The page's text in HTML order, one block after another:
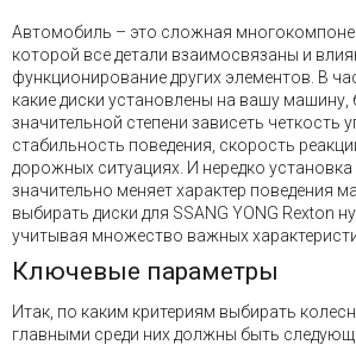
Автомобиль – это сложная
которой все детали взаимосвязаны и
функционирование других элементов. В
какие диски установлены на вашу машину,
значительной степени зависеть четкость
стабильность поведения, скорость
дорожных ситуациях. И нередко
значительно меняет характер поведения
выбирать диски для SSANG YONG Rexton
учитывая множество важных
Ключевые параметры
Итак, по каким критериям выбирать
главными среди них должны быть